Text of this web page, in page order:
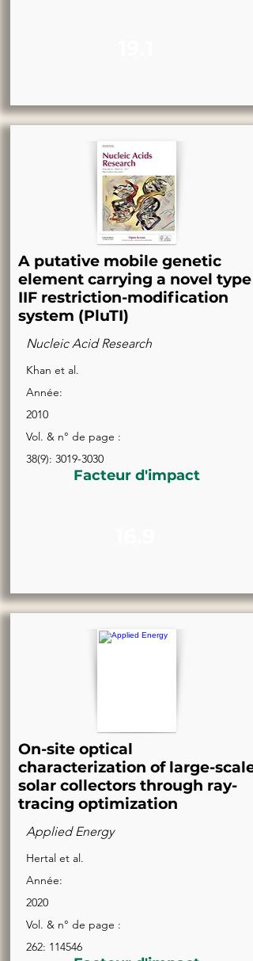
A putative mobile genetic
element carrying a novel type
IIF restriction-modification
system (PluTI)
Nucleic Acid Research
Khan et al.
Année:
2010
Vol. & n° de page :
38(9): 3019-3030
Facteur d'impact
On-site optical
characterization of large-scale
solar collectors through ray-
tracing optimization
Applied Energy
Hertal et al.
Année:
2020
Vol. & n° de page :
262: 114546